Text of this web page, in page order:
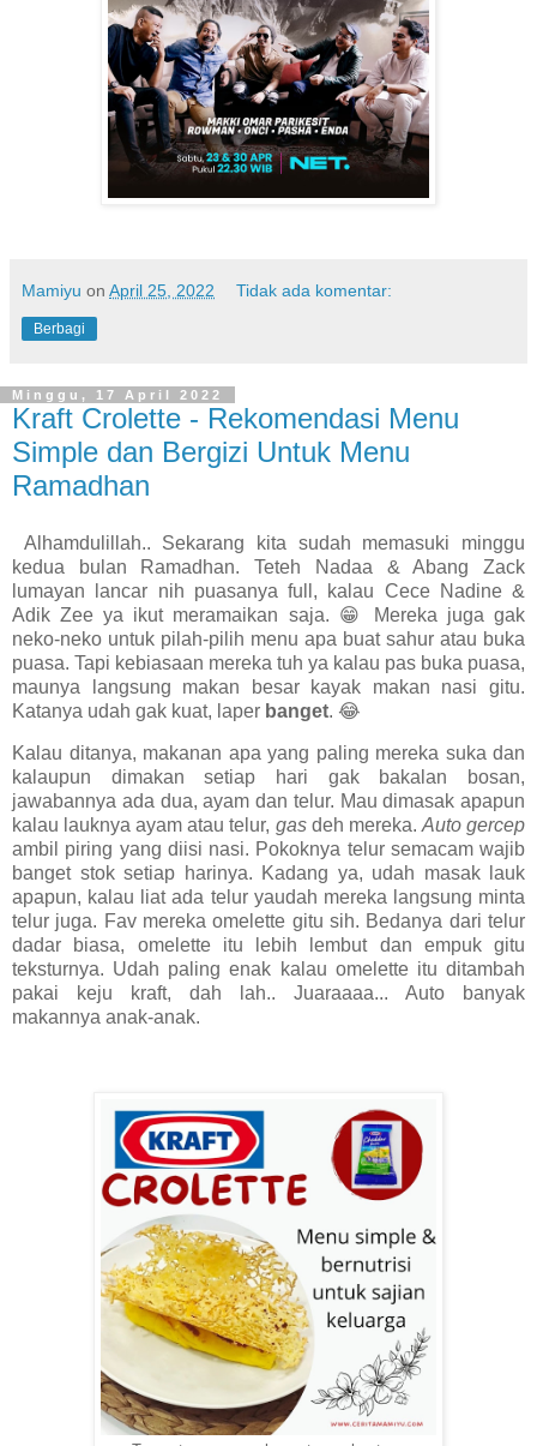
Mamiyu on April 25, 2022 Tidak ada komentar:
Berbagi
Minggu, 17 April 2022
Kraft Crolette - Rekomendasi Menu
Simple dan Bergizi Untuk Menu
Ramadhan
Alhamdulillah.. Sekarang kita sudah memasuki minggu
kedua bulan Ramadhan. Teteh Nadaa & Abang Zack
lumayan lancar nih puasanya full, kalau Cece Nadine &
Adik Zee ya ikut meramaikan saja. 😁 Mereka juga gak
neko-neko untuk pilah-pilih menu apa buat sahur atau buka
puasa. Tapi kebiasaan mereka tuh ya kalau pas buka puasa,
maunya langsung makan besar kayak makan nasi gitu.
Katanya udah gak kuat, laper banget. 😂
Kalau ditanya, makanan apa yang paling mereka suka dan
kalaupun dimakan setiap hari gak bakalan bosan,
jawabannya ada dua, ayam dan telur. Mau dimasak apapun
kalau lauknya ayam atau telur, gasdeh mereka.Auto gercep
ambil piring yang diisi nasi. Pokoknya telur semacam wajib
banget stok setiap harinya. Kadang ya, udah masak lauk
apapun, kalau liat ada telur yaudah mereka langsung minta
telur juga. Fav mereka omelette gitu sih. Bedanya dari telur
dadar biasa, omelette itu lebih lembut dan empuk gitu
teksturnya. Udah paling enak kalau omelette itu ditambah
pakai keju kraft, dah lah.. Juaraaaa... Auto banyak
makannya anak-anak.